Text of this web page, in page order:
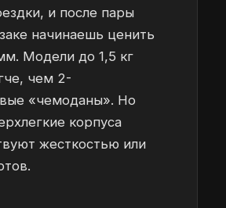
и после пары
начинаешь ценить
Модели до 1,5 кг
чем 2-
«чемоданы». Но
корпуса
жесткостью или